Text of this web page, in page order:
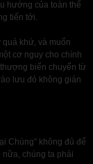
hướng của toàn thể
tiến tới.
khứ, và muốn
cơ nguy cho chính
biến chuyển từ
lưu đó không gián
Chúng” không đủ để
nữa, chúng ta phải